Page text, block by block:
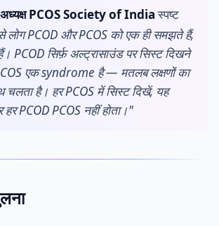
अध्यक्ष PCOS Society of Indiaस्पष्ट
लोग PCOD और PCOS को एक ही समझते हैं,
PCOD सिर्फ़ अल्ट्रासाउंड पर सिस्ट दिखने
एक syndrome है — मतलब लक्षणों का
चलता है। हर PCOS में सिस्ट दिखें, यह
PCOD PCOS नहीं होता।"